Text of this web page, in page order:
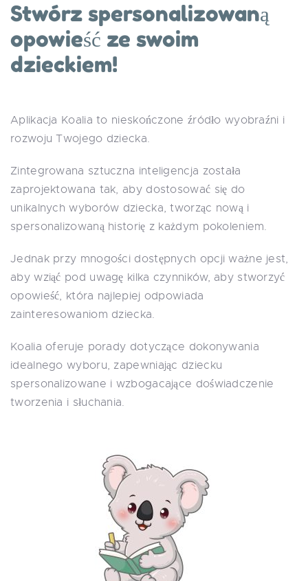
Stwórz spersonalizowaną
opowieść ze swoim
dzieckiem!
Aplikacja Koalia to nieskończone źródło wyobraźni i
rozwoju Twojego dziecka.
Zintegrowana sztuczna inteligencja została
zaprojektowana tak, aby dostosować się do
unikalnych wyborów dziecka, tworząc nową i
spersonalizowaną historię z każdym pokoleniem.
Jednak przy mnogości dostępnych opcji ważne jest,
aby wziąć pod uwagę kilka czynników, aby stworzyć
opowieść, która najlepiej odpowiada
zainteresowaniom dziecka.
Koalia oferuje porady dotyczące dokonywania
idealnego wyboru, zapewniając dziecku
spersonalizowane i wzbogacające doświadczenie
tworzenia i słuchania.